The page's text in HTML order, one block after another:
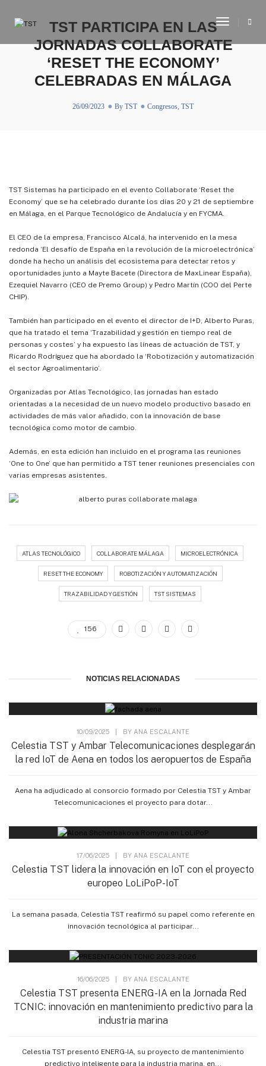
Toggle
TST PARTICIPA EN LAS
JORNADAS COLLABORATE
‘RESET THE ECONOMY’
CELEBRADAS EN MÁLAGA
26/09/2023 By TST Congresos, TST
TST Sistemas ha participado en el evento Collaborate ‘Reset the
Economy’ que se ha celebrado durante los días 20 y 21 de septiembre
en Málaga, en el Parque Tecnológico de Andalucía y en FYCMA.
El CEO de la empresa, Francisco Alcalá, ha intervenido en la mesa
redonda ‘El desafío de España en la revolución de la microelectrónica’
donde ha hecho un análisis del ecosistema para detectar retos y
oportunidades junto a Mayte Bacete (Directora de MaxLinear España),
Ezequiel Navarro (CEO de Premo Group) y Pedro Martín (COO del Perte
CHIP).
También han participado en el evento el director de I+D, Alberto Puras,
que ha tratado el tema ‘Trazabilidad y gestión en tiempo real de
personas y costes’ y ha expuesto las líneas de actuación de TST, y
Ricardo Rodríguez que ha abordado la ‘Robotización y automatización
el sector Agroalimentario’.
Organizadas por Atlas Tecnológico, las jornadas han estado
orientadas a la necesidad de un nuevo modelo productivo basado en
actividades de más valor añadido, con la innovación de base
tecnológica como motor de cambio.
Además, en esta edición han incluido en el programa las reuniones
‘One to One’ que han permitido a TST tener reuniones presenciales con
varias empresas asistentes.
ATLAS TECNOLÓGICO COLLABORATE MÁLAGA MICROELECTRÓNICA
RESET THE ECONOMY ROBOTIZACIÓN Y AUTOMATIZACIÓN
TRAZABILIDAD Y GESTIÓN TST SISTEMAS
156
NOTICIAS RELACIONADAS
10/09/2025 BY ANA ESCALANTE
Celestia TST y Ambar Telecomunicaciones desplegarán
la red IoT de Aena en todos los aeropuertos de España
Aena ha adjudicado al consorcio formado por Celestia TST y Ambar
Telecomunicaciones el proyecto para dotar...
17/06/2025 BY ANA ESCALANTE
Celestia TST lidera la innovación en IoT con el proyecto
europeo LoLiPoP-IoT
La semana pasada, Celestia TST reafirmó su papel como referente en
innovación tecnológica al participar...
16/06/2025 BY ANA ESCALANTE
Celestia TST presenta ENERG-IA en la Jornada Red
TCNIC: innovación en mantenimiento predictivo para la
industria marina
Celestia TST presentó ENERG-IA, su proyecto de mantenimiento
predictivo inteligente para la industria marina, en...